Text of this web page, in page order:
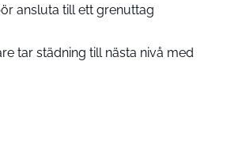
ansluta till ett grenuttag
tar städning till nästa nivå med